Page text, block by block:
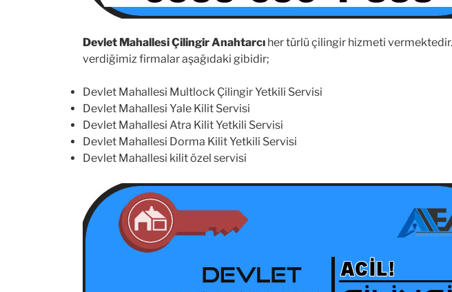
Devlet Mahallesi Çilingir Anahtarcı her türlü çilingir hizmeti
verdiğimiz firmalar aşağıdaki gibidir;
Devlet Mahallesi Multlock Çilingir Yetkili Servisi
Devlet Mahallesi Yale Kilit Servisi
Devlet Mahallesi Atra Kilit Yetkili Servisi
Devlet Mahallesi Dorma Kilit Yetkili Servisi
Devlet Mahallesi kilit özel servisi